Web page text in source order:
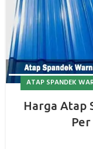
ATAP SPANDEK
Harga Atap